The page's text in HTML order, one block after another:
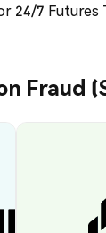
24/7 Futures
Fraud